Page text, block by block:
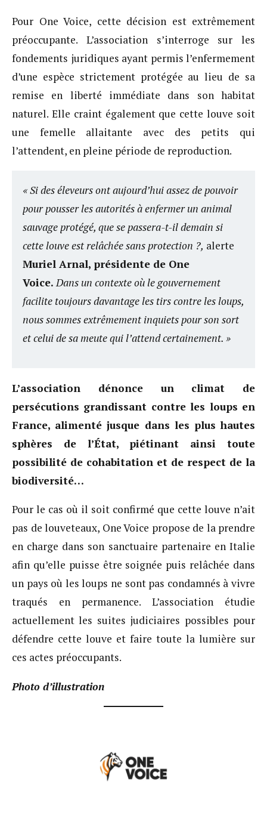
Pour One Voice, cette décision est extrêmement
préoccupante. L’association s’interroge sur les
fondements juridiques ayant permis l’enfermement
d’une espèce strictement protégée au lieu de sa
remise en liberté immédiate dans son habitat
naturel. Elle craint également que cette louve soit
une femelle allaitante avec des petits qui
l’attendent, en pleine période de reproduction.
« Si des éleveurs ont aujourd’hui assez de pouvoir
pour pousser les autorités à enfermer un animal
sauvage protégé, que se passera-t-il demain si
cette louve est relâchée sans protection ?, alerte
Muriel Arnal, présidente de One
Voice.Dans un contexte où le gouvernement
facilite toujours davantage les tirs contre les loups,
nous sommes extrêmement inquiets pour son sort
et celui de sa meute qui l’attend certainement. »
L’association dénonce un climat de
persécutions grandissant contre les loups en
France, alimenté jusque dans les plus hautes
sphères de l’État, piétinant ainsi toute
possibilité de cohabitation et de respect de la
biodiversité…
Pour le cas où il soit confirmé que cette louve n’ait
pas de louveteaux, One Voice propose de la prendre
en charge dans son sanctuaire partenaire en Italie
afin qu’elle puisse être soignée puis relâchée dans
un pays où les loups ne sont pas condamnés à vivre
traqués en permanence. L’association étudie
actuellement les suites judiciaires possibles pour
défendre cette louve et faire toute la lumière sur
ces actes préoccupants.
Photo d’illustration